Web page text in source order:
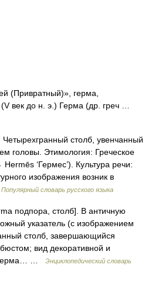
(Привратный)», герма,
век до н. э.) Герма (др. греч …
столб, увенчанный
головы. Этимология: Греческое
Hermēs ‘Гермес’). Культура речи:
изображения возник в
Популярный словарь русского языка
подпора, столб]. В античную
указатель (с изображением
столб, завершающийся
вид декоративной и
герма… …
Энциклопедический словарь